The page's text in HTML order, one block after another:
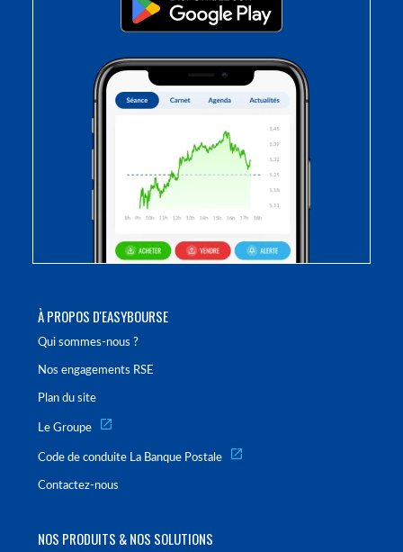
À PROPOS D'EASYBOURSE
Qui sommes-nous ?
Nos engagements RSE
Plan du site
Le Groupe
Code de conduite La Banque Postale
Contactez-nous
NOS PRODUITS & NOS SOLUTIONS